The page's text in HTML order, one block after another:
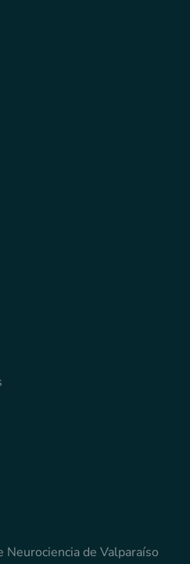
de Valparaíso